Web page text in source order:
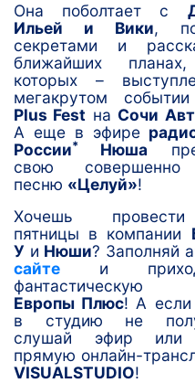
Она поболтает с
Ильей и Вики,
секретами и
ближайших
которых –
мегакрутом
Plus Fest наСочи
А еще в эфире
России* Нюша
свою
песню «Целуй»!
Хочешь
пятницы в компании
У и Нюши? Заполняй
сайте и
фантастическую
Европы Плюс! А если
в студию не
слушай эфир или
прямую онлайн-
VISUALSTUDIO!